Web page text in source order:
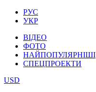
РУС
УКР
ВІДЕО
ФОТО
НАЙПОПУЛЯРНІШІ
СПЕЦПРОЕКТИ
USD